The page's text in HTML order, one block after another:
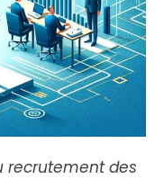
recrutement des